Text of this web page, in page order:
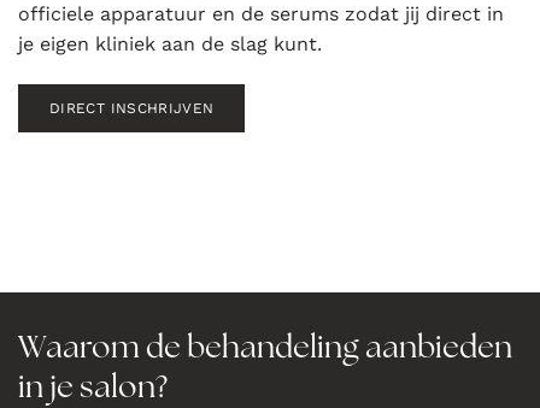
officiele apparatuur en de serums zodat jij direct in
je eigen kliniek aan de slag kunt.
DIRECT INSCHRIJVEN
Waarom de behandeling aanbieden
in je salon?